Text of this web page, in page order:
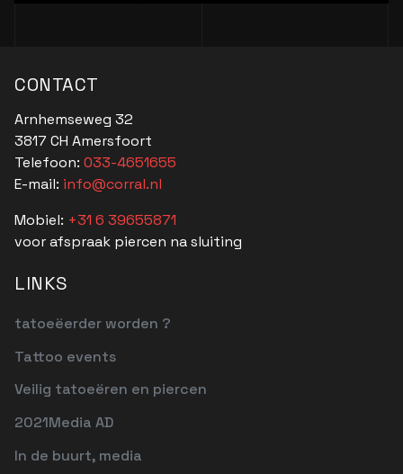
CONTACT
Arnhemseweg 32
3817 CH Amersfoort
Telefoon: 033-4651655
E-mail: info@corral.nl
Mobiel: +31 6 39655871
voor afspraak piercen na sluiting
LINKS
tatoeëerder worden ?
Tattoo events
Veilig tatoeëren en piercen
2021Media AD
In de buurt, media